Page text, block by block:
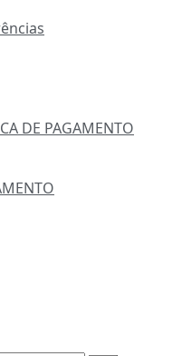
DE PAGAMENTO